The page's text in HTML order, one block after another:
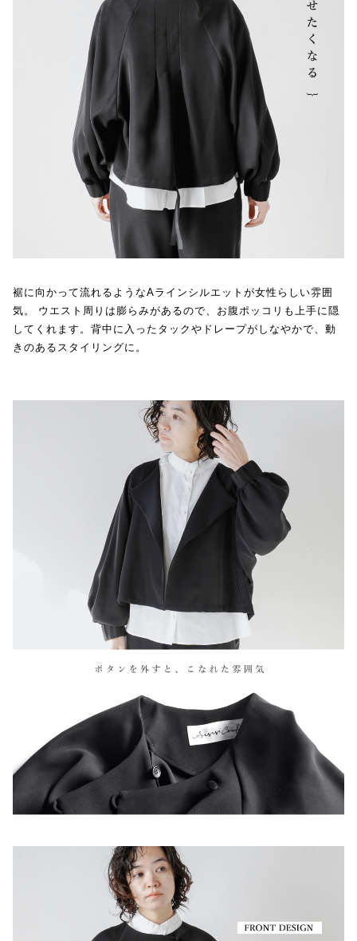
裾に向かって流れるようなAラインシルエットが女性らしい雰囲
気。 ウエスト周りは膨らみがあるので、お腹ポッコリも上手に隠
してくれます。背中に入ったタックやドレープがしなやかで、動
きのあるスタイリングに。